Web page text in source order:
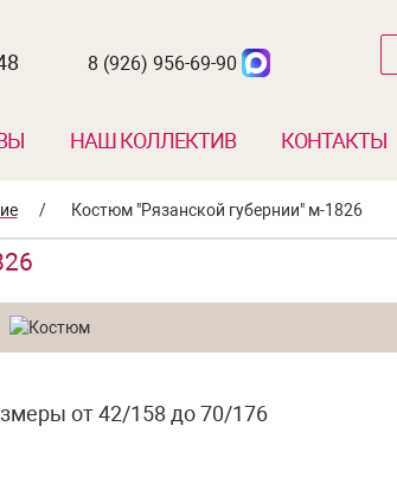
8 (926) 956-69-90
НАШ КОЛЛЕКТИВ КОНТАКТЫ
/ Костюм "Рязанской губернии" м-1826
от 42/158 до 70/176